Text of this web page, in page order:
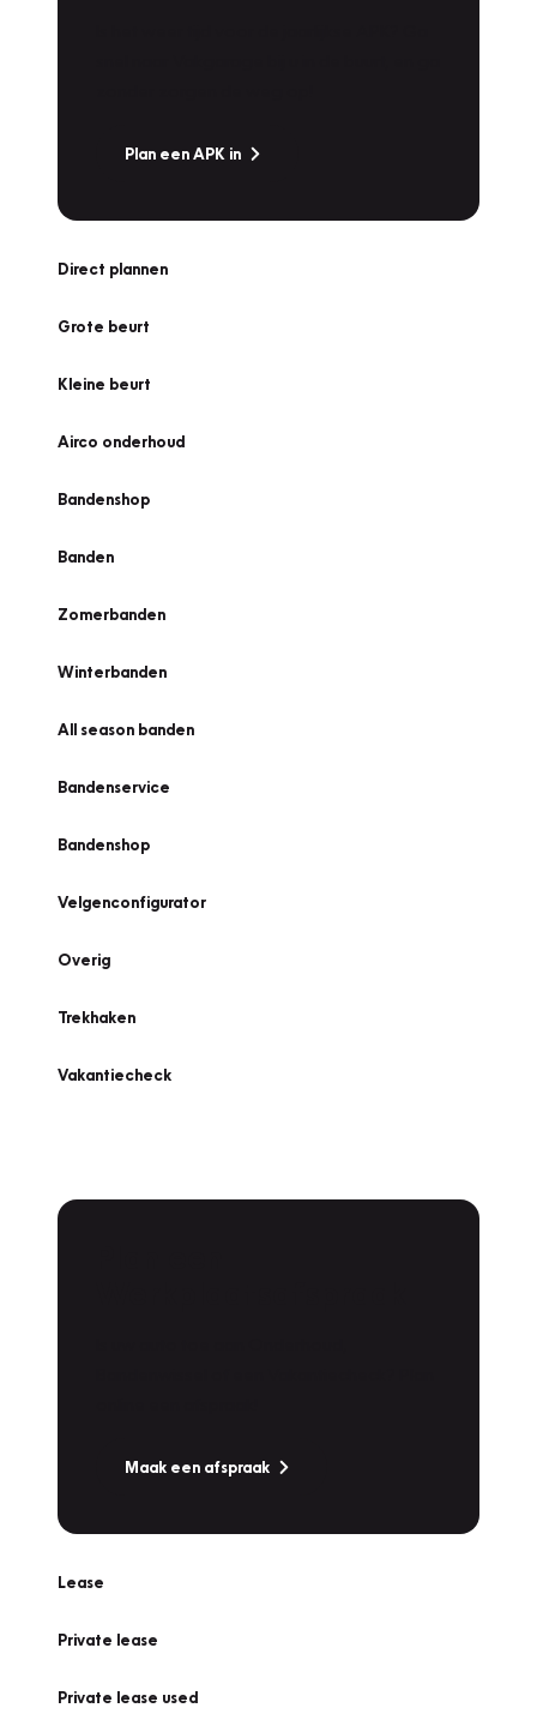
Plan een APK in
Direct plannen
Grote beurt
Kleine beurt
Airco onderhoud
Bandenshop
Banden
Zomerbanden
Winterbanden
All season banden
Bandenservice
Bandenshop
Velgenconfigurator
Overig
Trekhaken
Vakantiecheck
Maak een afspraak
Lease
Private lease
Private lease used